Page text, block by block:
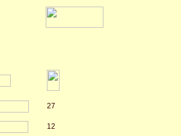
27
12